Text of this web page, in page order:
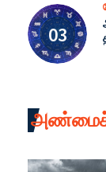
அண்மைச்